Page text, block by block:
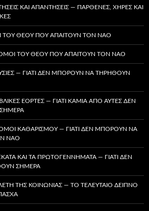
ΚΑΙ ΑΠΑΝΤΉΣΕΙΣ — ΠΑΡΘΈΝΕΣ, ΧΉΡΕΣ ΚΑΙ
ΤΟΥ ΘΕΟΎ ΠΟΥ ΑΠΑΙΤΟΎΝ ΤΟΝ ΝΑΌ
ΤΟΥ ΘΕΟΎ ΠΟΥ ΑΠΑΙΤΟΎΝ ΤΟΝ ΝΑΌ
— ΓΙΑΤΊ ΔΕΝ ΜΠΟΡΟΎΝ ΝΑ ΤΗΡΗΘΟΎΝ
ΕΟΡΤΈΣ — ΓΙΑΤΊ ΚΑΜΊΑ ΑΠΌ ΑΥΤΈΣ ΔΕΝ
ΚΑΘΑΡΙΣΜΟΎ — ΓΙΑΤΊ ΔΕΝ ΜΠΟΡΟΎΝ ΝΑ
ΝΑΌ
ΚΑΙ ΤΑ ΠΡΩΤΟΓΕΝΝΉΜΑΤΑ — ΓΙΑΤΊ ΔΕΝ
ΣΉΜΕΡΑ
ΤΗΣ ΚΟΙΝΩΝΊΑΣ — ΤΟ ΤΕΛΕΥΤΑΊΟ ΔΕΊΠΝΟ